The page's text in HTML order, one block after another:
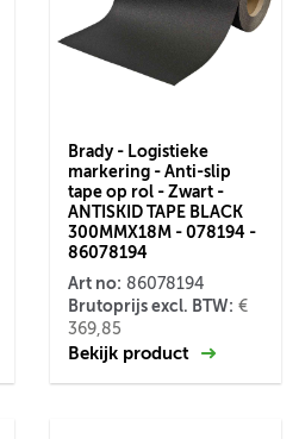
Brady - Logistieke
markering - Anti-slip
tape op rol - Zwart -
ANTISKID TAPE BLACK
300MMX18M - 078194 -
86078194
Art no: 86078194
Brutoprijs excl. BTW: €
369,85
Bekijk product